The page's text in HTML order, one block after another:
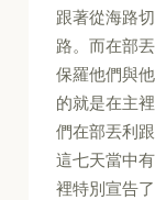
跟著從海路
路。而在部
保羅他們與
的就是在主
們在部丟利
這七天當中
裡特別宣告